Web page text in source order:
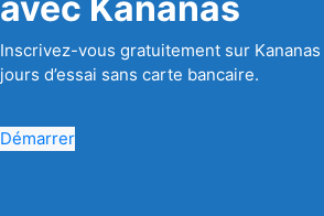
Inscrivez-vous gratuitement sur
jours d’essai sans carte bancaire.
Démarrer